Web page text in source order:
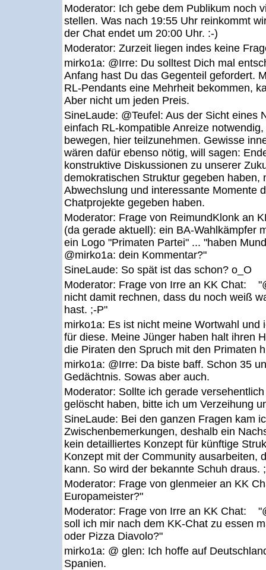
Moderator: Ich gebe dem Publikum noch
stellen. Was nach 19:55 Uhr reinkommt
der Chat endet um 20:00 Uhr. :-)
Moderator: Zurzeit liegen indes keine
mirko1a: @Irre: Du solltest Dich mal
Anfang hast Du das Gegenteil gefordert.
RL-Pendants eine Mehrheit bekommen,
Aber nicht um jeden Preis.
SineLaude: @Teufel: Aus der Sicht eines
einfach RL-kompatible Anreize
bewegen, hier teilzunehmen. Gewisse
wären dafür ebenso nötig, will sagen:
konstruktive Diskussionen zu unserer
demokratischen Struktur gegeben haben,
Abwechslung und interessante Momente
Chatprojekte gegeben haben.
Moderator: Frage von ReimundKlonk an
(da gerade aktuell): ein BA-Wahlkämpfer
ein Logo "Primaten Partei" ... "haben
@mirko1a: dein Kommentar?"
SineLaude: So spät ist das schon? o_O
Moderator: Frage von Irre an KK Chat:
nicht damit rechnen, dass du noch weiß
hast. ;-P"
mirko1a: Es ist nicht meine Wortwahl und
für diese. Meine Jünger haben halt ihren
die Piraten den Spruch mit den Primaten
mirko1a: @Irre: Da biste baff. Schon 35
Gedächtnis. Sowas aber auch.
Moderator: Sollte ich gerade
gelöscht haben, bitte ich um Verzeihung
SineLaude: Bei den ganzen Fragen kam
Zwischenbemerkungen, deshalb ein
kein detailliertes Konzept für künftige
Konzept mit der Community ausarbeiten,
kann. So wird der bekannte Schuh draus.
Moderator: Frage von glenmeier an KK
Europameister?"
Moderator: Frage von Irre an KK Chat:
soll ich mir nach dem KK-Chat zu essen
oder Pizza Diavolo?"
mirko1a: @ glen: Ich hoffe auf
Spanien.